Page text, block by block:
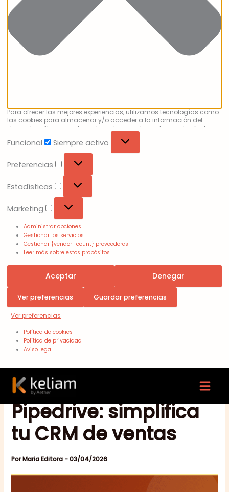
Para ofrecer las mejores experiencias, utilizamos tecnologías como
las cookies para almacenar y/o acceder a la información del
dispositivo. No consentir o retirar el consentimiento, puede afectar
Funcional Siempre activo
Preferencias
Estadísticas
Marketing
Administrar opciones
Gestionar los servicios
Gestionar {vendor_count} proveedores
Leer más sobre estos propósitos
Aceptar Denegar
Ver preferencias Guardar preferencias
Ver preferencias
Política de cookies
Política de privacidad
Aviso legal
Migrar de HubSpot a
Pipedrive: simplifica
tu CRM de ventas
PorMaria Editora -03/04/2026